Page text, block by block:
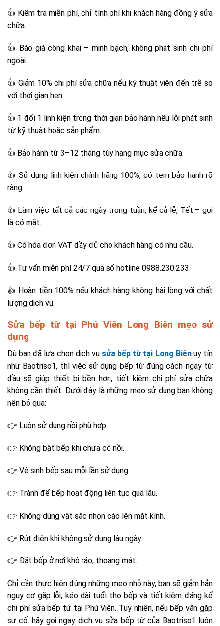
👍 Kiểm tra miễn phí, chỉ tính phí khi khách hàng đồng ý sửa
chữa.
👍 Báo giá công khai – minh bạch, không phát sinh chi phí
ngoài.
👍 Giảm 10% chi phí sửa chữa nếu kỹ thuật viên đến trễ so
với thời gian hẹn.
👍 1 đổi 1 linh kiện trong thời gian bảo hành nếu lỗi phát sinh
từ kỹ thuật hoặc sản phẩm.
👍 Bảo hành từ 3–12 tháng tùy hạng mục sửa chữa.
👍 Sử dụng linh kiện chính hãng 100%, có tem bảo hành rõ
ràng.
👍 Làm việc tất cả các ngày trong tuần, kể cả lễ, Tết – gọi
là có mặt.
👍 Có hóa đơn VAT đầy đủ cho khách hàng có nhu cầu.
👍 Tư vấn miễn phí 24/7 qua số hotline 0988.230.233.
👍 Hoàn tiền 100% nếu khách hàng không hài lòng với chất
lượng dịch vụ.
Sửa bếp từ tại Phú Viên Long Biên mẹo sử
dụng
Dù bạn đã lựa chọn dịch vụ sửa bếp từ tại Long Biênuy tín
như Baotriso1, thì việc sử dụng bếp từ đúng cách ngay từ
đầu sẽ giúp thiết bị bền hơn, tiết kiệm chi phí sửa chữa
không cần thiết. Dưới đây là những mẹo sử dụng bạn không
nên bỏ qua:
👉 Luôn sử dụng nồi phù hợp.
👉 Không bật bếp khi chưa có nồi.
👉 Vệ sinh bếp sau mỗi lần sử dụng.
👉 Tránh để bếp hoạt động liên tục quá lâu.
👉 Không dùng vật sắc nhọn cào lên mặt kính.
👉 Rút điện khi không sử dụng lâu ngày.
👉 Đặt bếp ở nơi khô ráo, thoáng mát.
Chỉ cần thực hiện đúng những mẹo nhỏ này, bạn sẽ giảm hẳn
nguy cơ gặp lỗi, kéo dài tuổi thọ bếp và tiết kiệm đáng kể
chi phí sửa bếp từ tại Phú Viên. Tuy nhiên, nếu bếp vẫn gặp
sự cố, hãy gọi ngay dịch vụ sửa bếp từ của Baotriso1 luôn